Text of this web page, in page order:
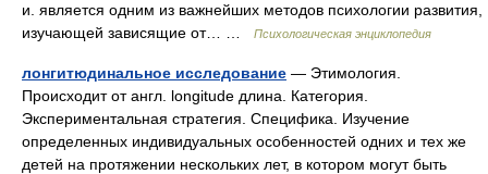
и. является одним из важнейших методов психологии развития,
изучающей зависящие от… …
Психологическая энциклопедия
лонгитюдинальное исследование — Этимология.
Происходит от англ. longitude длина. Категория.
Экспериментальная стратегия. Специфика. Изучение
определенных индивидуальных особенностей одних и тех же
детей на протяжении нескольких лет, в котором могут быть